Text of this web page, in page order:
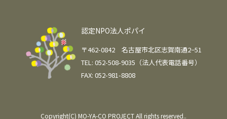
認定NPO法人ポパイ
〒462-0842 名古屋市北区志賀南通2−51
TEL: 052-508-9035（法人代表電話番号）
FAX: 052-981-8808
Copyright(C) MO-YA-CO PROJECT All rights reserved..